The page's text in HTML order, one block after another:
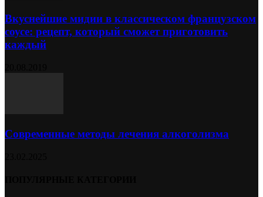
Вкуснейшие мидии в классическом французском
соусе: рецепт, который сможет приготовить
каждый
Современные методы лечения алкоголизма